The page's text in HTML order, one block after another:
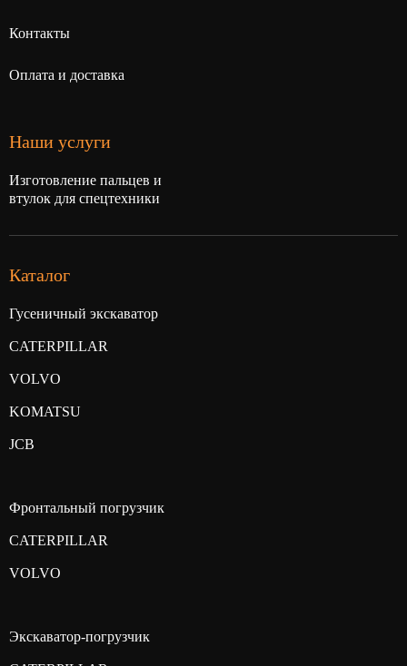
Наши услуги
Изготовление пальцев и
втулок для спецтехники
Контакты
Оплата и доставка
Каталог
Гусеничный экскаватор
CATERPILLAR
VOLVO
KOMATSU
JCB
Фронтальный погрузчик
CATERPILLAR
VOLVO
Экскаватор-погрузчик